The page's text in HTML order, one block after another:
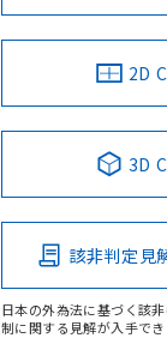
2D
3D
該非判定見
日本の外為法に基づく該
制に関する見解が入手でき